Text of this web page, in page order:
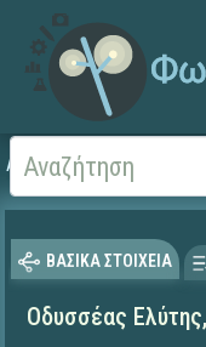
Αρχική
ΒΑΣΙΚΑ ΣΤΟΙΧΕΙΑ
Οδυσσέας